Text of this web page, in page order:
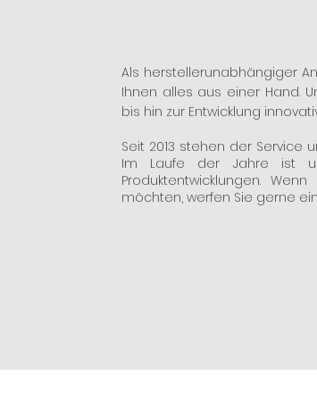
Als herstellerunabhängiger
Ihnen alles aus einer Hand.
bis hin zur Entwicklung
Seit 2013 stehen der Service
Im Laufe der Jahre ist
Produktentwicklungen.
möchten, werfen Sie gerne